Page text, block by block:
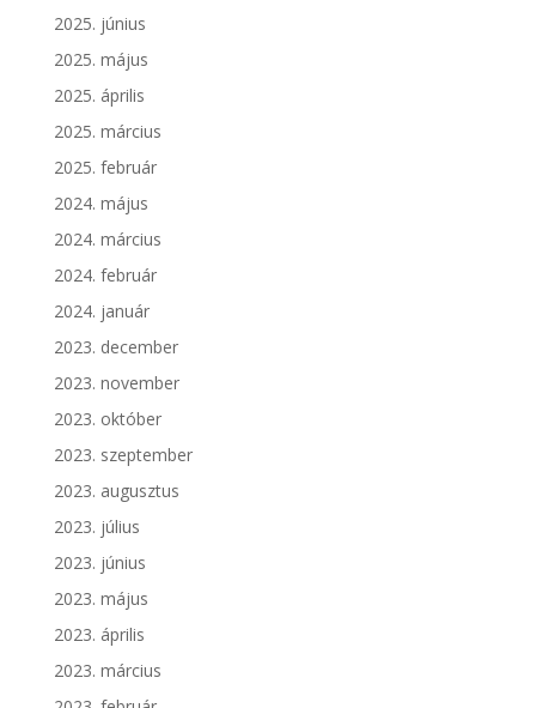
2025. június
2025. május
2025. április
2025. március
2025. február
2024. május
2024. március
2024. február
2024. január
2023. december
2023. november
2023. október
2023. szeptember
2023. augusztus
2023. július
2023. június
2023. május
2023. április
2023. március